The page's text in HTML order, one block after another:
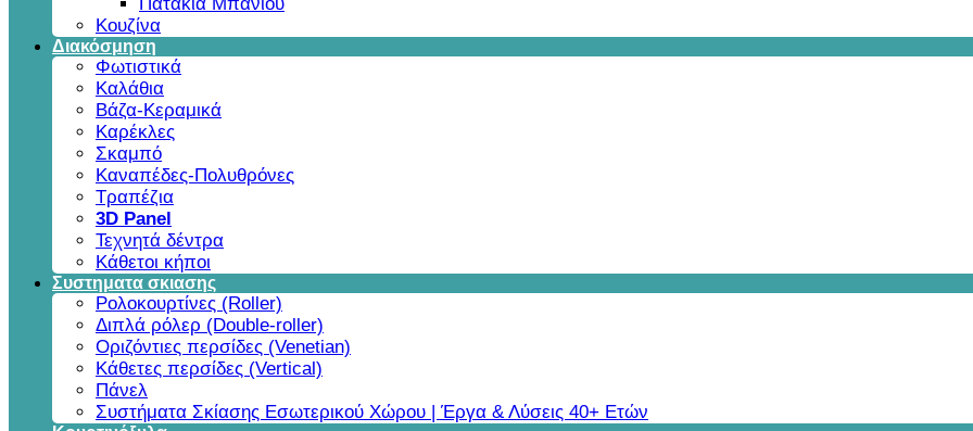
Κουζίνα
Διακόσμηση
Φωτιστικά
Καλάθια
Βάζα-Κεραμικά
Καρέκλες
Σκαμπό
Καναπέδες-Πολυθρόνες
Τραπέζια
3D Panel
Τεχνητά δέντρα
Κάθετοι κήποι
Συστηματα σκιασης
Ρολοκουρτίνες (Roller)
Διπλά ρόλερ (Double-roller)
Οριζόντιες περσίδες (Venetian)
Κάθετες περσίδες (Vertical)
Πάνελ
Συστήματα Σκίασης Εσωτερικού Χώρου | Έργα & Λύσεις 40+ Ετών